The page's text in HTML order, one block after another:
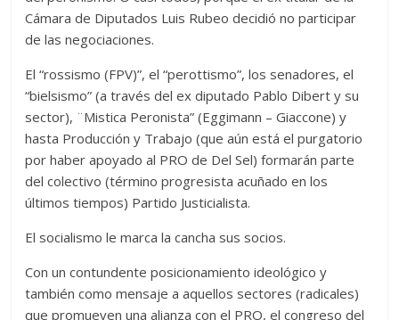
Cámara de Diputados Luis Rubeo decidió no participar
de las negociaciones.
El “rossismo (FPV)”, el “perottismo”, los senadores, el
“bielsismo” (a través del ex diputado Pablo Dibert y su
sector), ¨Mistica Peronista” (Eggimann – Giaccone) y
hasta Producción y Trabajo (que aún está el purgatorio
por haber apoyado al PRO de Del Sel) formarán parte
del colectivo (término progresista acuñado en los
últimos tiempos) Partido Justicialista.
El socialismo le marca la cancha sus socios.
Con un contundente posicionamiento ideológico y
también como mensaje a aquellos sectores (radicales)
que promueven una alianza con el PRO, el congreso del